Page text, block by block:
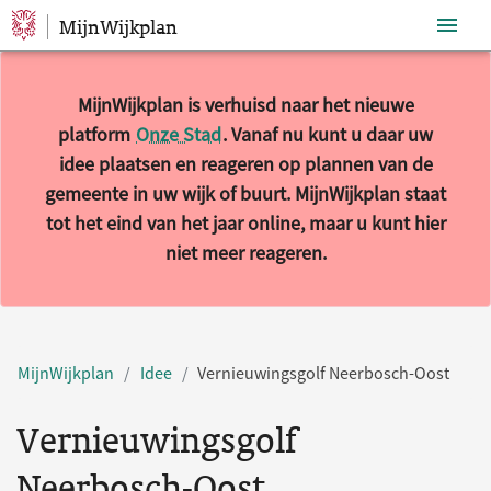
Sla navigatie over
MijnWijkplan
MijnWijkplan is verhuisd naar het nieuwe
platform Onze Stad. Vanaf nu kunt u daar uw
idee plaatsen en reageren op plannen van de
gemeente in uw wijk of buurt. MijnWijkplan staat
tot het eind van het jaar online, maar u kunt hier
niet meer reageren.
MijnWijkplan Idee Vernieuwingsgolf Neerbosch-Oost
Vernieuwingsgolf